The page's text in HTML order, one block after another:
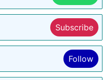
Subscribe
Follow